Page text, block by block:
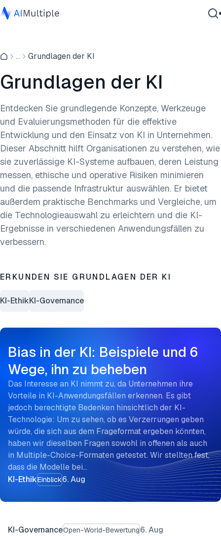
Cybersicherheit
Daten
Unternehmenssoftware
Kontaktieren
... Grundlagen der KI
Grundlagen der KI
Entdecken Sie grundlegende Konzepte, Werkzeuge
und Evaluierungsmethoden für die effektive
Entwicklung und den Einsatz von KI in Unternehmen.
Dieser Abschnitt hilft Organisationen zu verstehen, wie
sie zuverlässige KI-Systeme aufbauen, deren Leistung
messen, ethische und operative Risiken minimieren
und die passende Infrastruktur auswählen. Er bietet
außerdem praktische Benchmarks und Vergleiche, um
die Technologieauswahl zu erleichtern und die KI-
Ergebnisse in verschiedenen Anwendungsfällen zu
verbessern.
ERKUNDEN SIE GRUNDLAGEN DER KI
KI-EthikKI-Governance
Bias in der KI: Beispiele und 6
Wege, ihn zu beheben
KI-EthikEinblick6. Aug
Das Interesse an KI nimmt zu, da Unternehmen ihre
Vorteile in KI-Anwendungsfällen erkennen. Es gibt
jedoch berechtigte Bedenken hinsichtlich der KI-
Technologie: Um zu sehen, ob es Verzerrungen geben
würde, die sich aus dem Frageformat ergeben könnten,
haben wir dieselben Fragen sowohl in offenen als auch
in Multiple-Choice-Formaten getestet. Wir stellten fest,
dass die Modelle bei…
KI-GovernanceOpen-World-Bewertung6. Aug